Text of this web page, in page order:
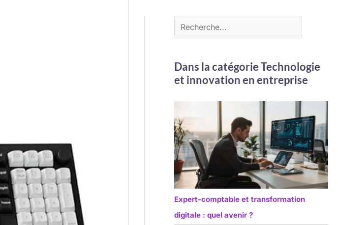
Dans la catégorie Technologie
et innovation en entreprise
Expert-comptable et transformation
digitale : quel avenir ?